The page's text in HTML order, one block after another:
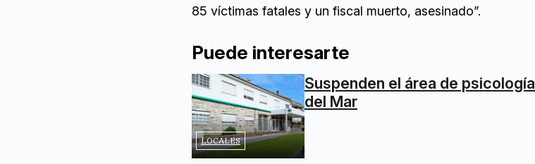
85 víctimas fatales y un fiscal muerto, asesinado”.
Puede interesarte
LOCALES
Suspenden el área de
del Mar